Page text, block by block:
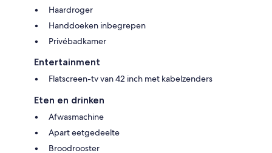
Haardroger
Handdoeken inbegrepen
Privébadkamer
Entertainment
Flatscreen-tv van 42 inch met kabelzenders
Eten en drinken
Afwasmachine
Apart eetgedeelte
Broodrooster